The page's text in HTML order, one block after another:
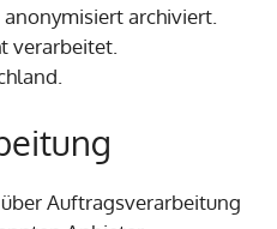
archiviert.
verarbeitet.
Auftragsverarbeitung